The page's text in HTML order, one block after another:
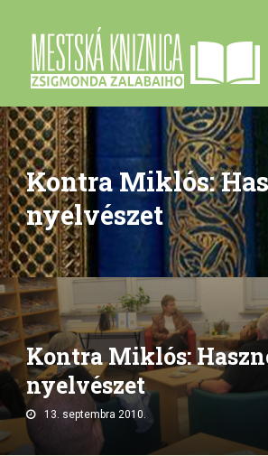
Kontra Miklós:
nyelvészet
Kontra Miklós:
nyelvészet
13. septembra 2010.